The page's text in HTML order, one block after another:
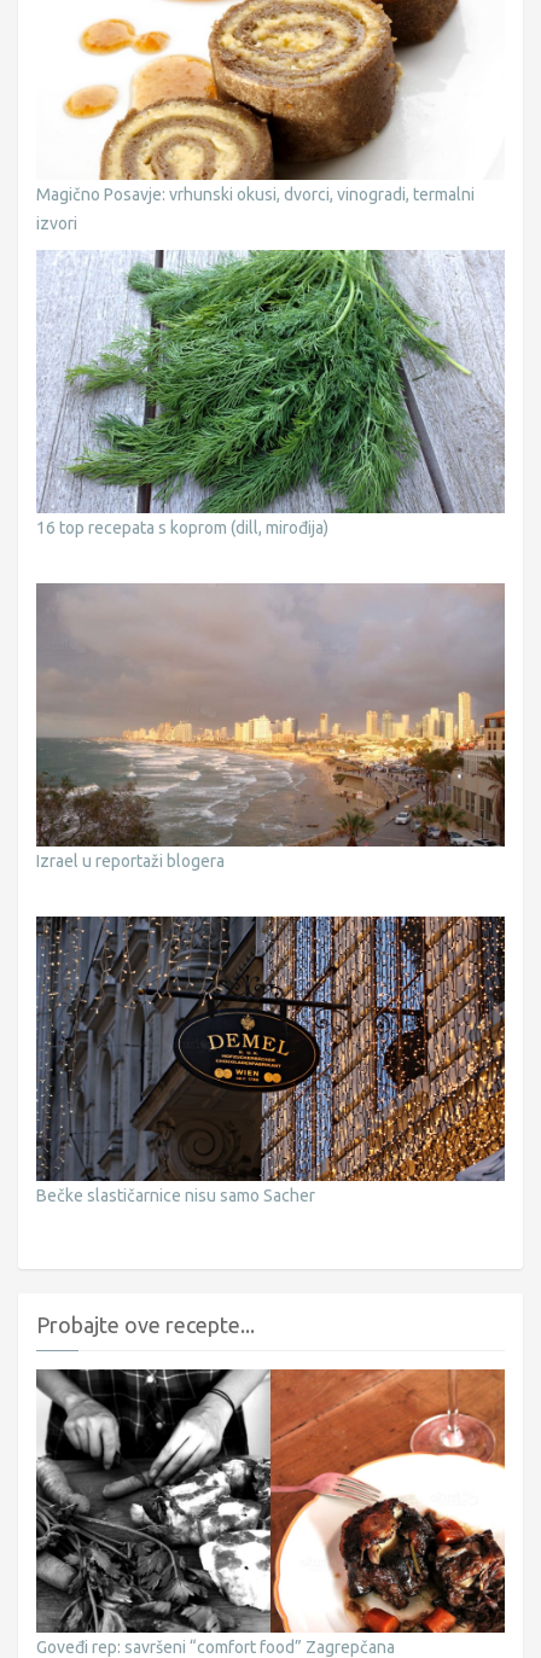
Magično Posavje: vrhunski okusi, dvorci, vinogradi, termalni
izvori
16 top recepata s koprom (dill, mirođija)
Izrael u reportaži blogera
Bečke slastičarnice nisu samo Sacher
Probajte ove recepte...
Goveđi rep: savršeni “comfort food” Zagrepčana